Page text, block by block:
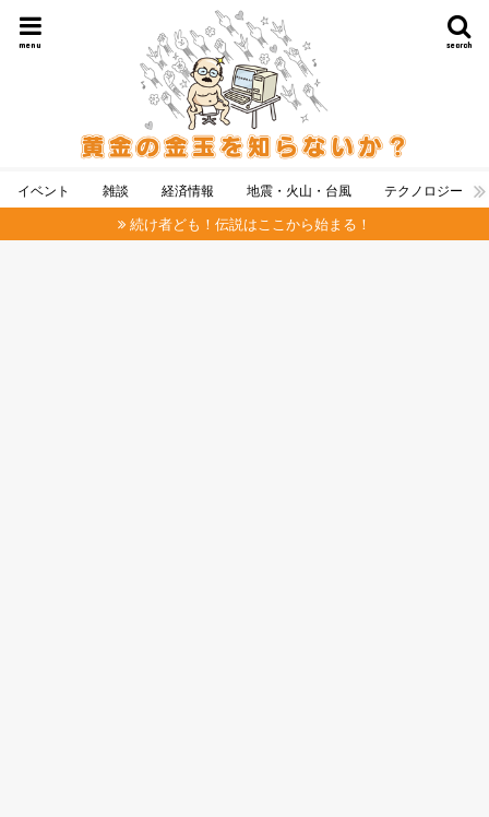
search
menu
イベント 雑談 経済情報 地震・火山・台風 テクノロジー
続け者ども！伝説はここから始まる！